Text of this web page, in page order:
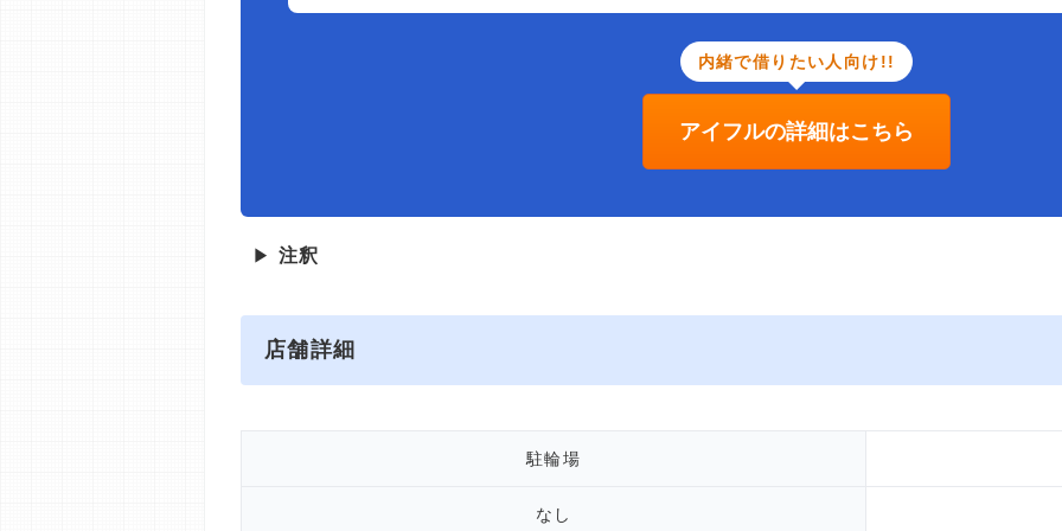
内緒で借りたい人向け!!
アイフルの詳細はこちら
▶ 注釈
店舗詳細
駐輪場
なし